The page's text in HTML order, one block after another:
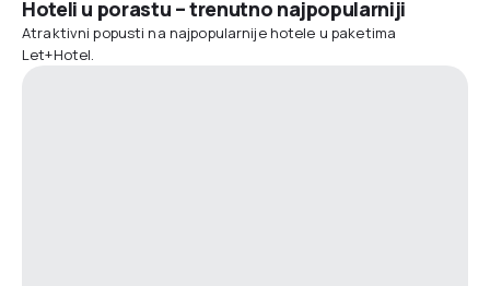
Hoteli u porastu – trenutno najpopularniji
Atraktivni popusti na najpopularnije hotele u paketima
Let+Hotel.